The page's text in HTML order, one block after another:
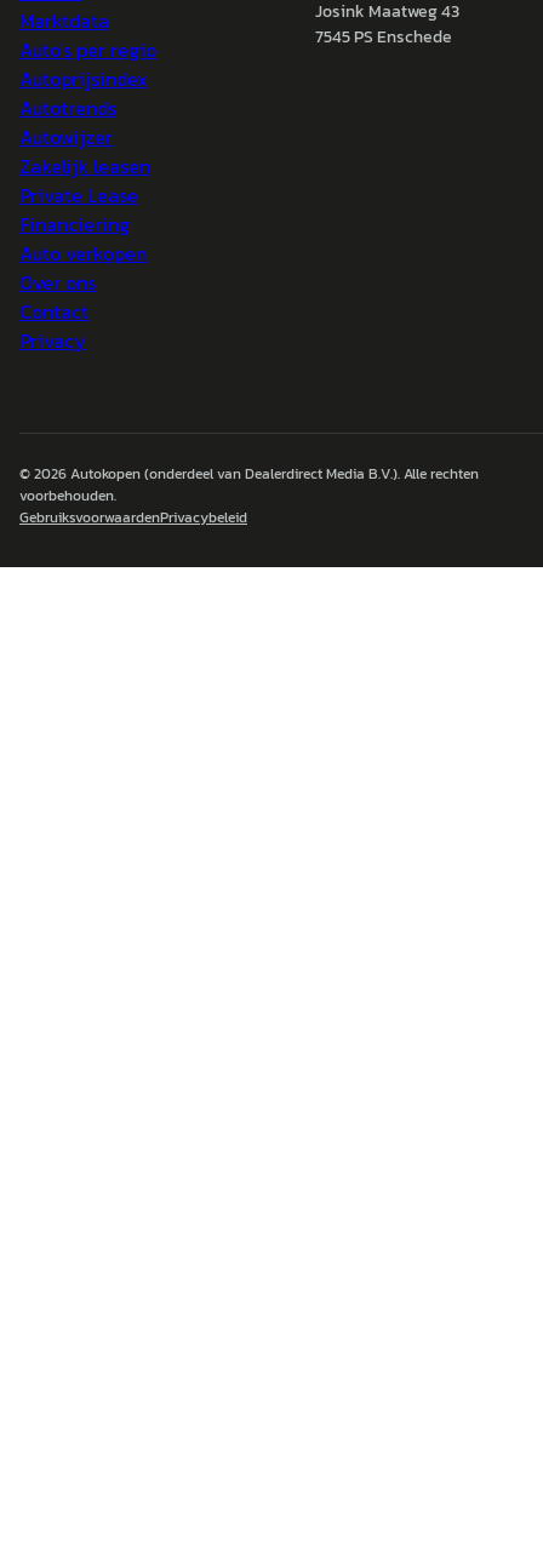
Marktdata
Auto's per regio
Autoprijsindex
Autotrends
Autowijzer
Zakelijk leasen
Private Lease
Financiering
Auto verkopen
Over ons
Contact
Privacy
Josink Maatweg 43
7545 PS Enschede
© 2026Autokopen(onderdeel van Dealerdirect Media B.V.). Alle rechten
voorbehouden.
GebruiksvoorwaardenPrivacybeleid